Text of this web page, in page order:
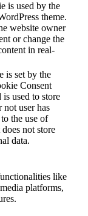
is used by the
theme.
website owner
or change the
in real-
is set by the
Consent
used to store
not user has
the use of
not store
data.
like
platforms,